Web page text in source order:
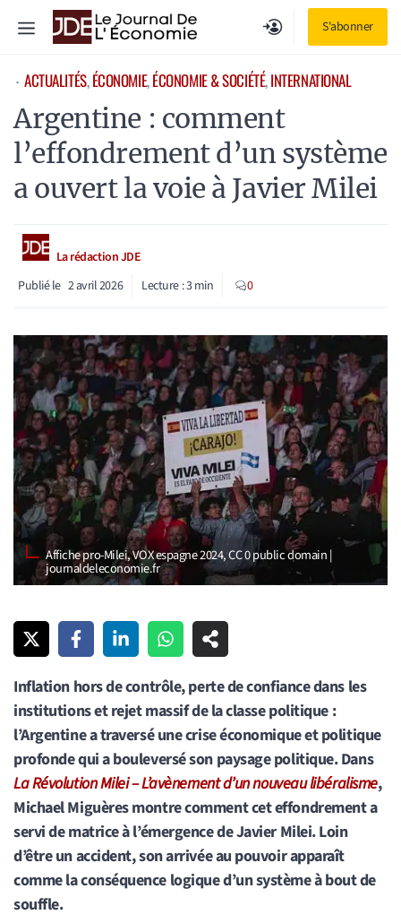
S'abonner
Menu
⋅ ACTUALITÉS, ÉCONOMIE, ÉCONOMIE & SOCIÉTÉ, INTERNATIONAL
Argentine : comment
l’effondrement d’un système
a ouvert la voie à Javier Milei
La rédaction JDE
Publié le 2 avril 2026 Lecture :3min 0
Affiche pro-Milei, VOX espagne 2024, CC 0 public domain |
journaldeleconomie.fr
Inflation hors de contrôle, perte de confiance dans les
institutions et rejet massif de la classe politique :
l’Argentine a traversé une crise économique et politique
profonde qui a bouleversé son paysage politique. Dans
La Révolution Milei – L’avènement d’un nouveau libéralisme,
Michael Miguères montre comment cet effondrement a
servi de matrice à l’émergence de Javier Milei. Loin
d’être un accident, son arrivée au pouvoir apparaît
comme la conséquence logique d’un système à bout de
souffle.